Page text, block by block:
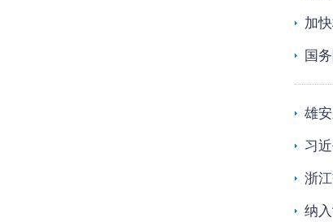
加
国
雄
习
浙
纳